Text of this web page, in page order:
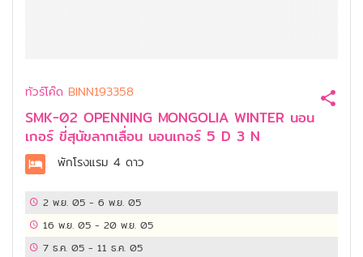
ทัวร์โค๊ด BINN193358
SMK-02 OPENNING MONGOLIA WINTER นอน
เกอร์ ขี่สุนัขลากเลื่อน นอนเกอร์ 5 D 3 N
พักโรงแรม 4 ดาว
2 พ.ย. 05 - 6 พ.ย. 05
16 พ.ย. 05 - 20 พ.ย. 05
7 ธ.ค. 05 - 11 ธ.ค. 05